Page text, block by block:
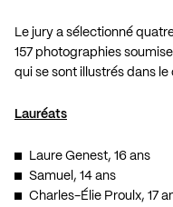
Le jury a sélectionné
157 photographies
qui se sont illustrés dans
Lauréats
Laure Genest, 16 ans
Samuel, 14 ans
Charles-Élie Proulx, 17